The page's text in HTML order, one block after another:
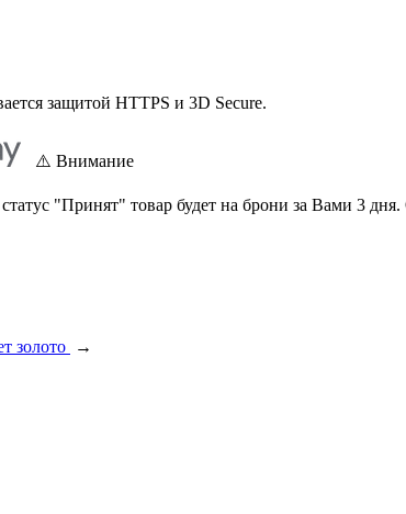
защитой HTTPS и 3D Secure.
⚠️ Внимание
"Принят" товар будет на брони за Вами 3
золото →